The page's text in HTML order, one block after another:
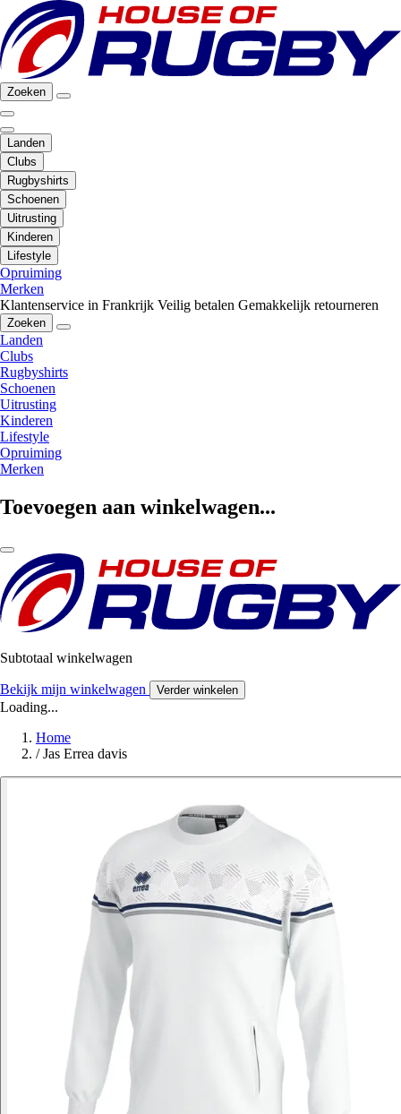
Zoeken
Landen
Clubs
Rugbyshirts
Schoenen
Uitrusting
Kinderen
Lifestyle
Opruiming
Merken
Klantenservice in Frankrijk Veilig betalen Gemakkelijk retourneren
Zoeken
Landen
Clubs
Rugbyshirts
Schoenen
Uitrusting
Kinderen
Lifestyle
Opruiming
Merken
Toevoegen aan winkelwagen...
Subtotaal winkelwagen
Bekijk mijn winkelwagen Verder winkelen
Loading...
Home
/ Jas Errea davis